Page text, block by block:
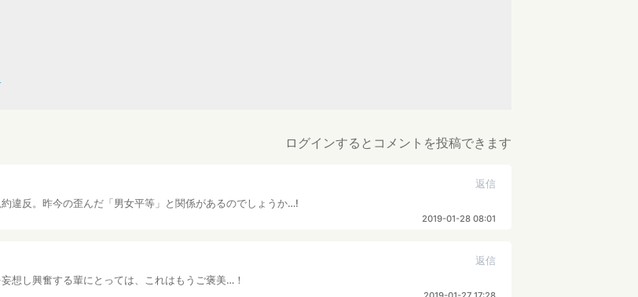
ログインするとコメントを投稿できます
返信
違反。昨今の歪んだ「男女平等」と関係があるのでしょうか…!
2019-01-28 08:01
返信
想し興奮する輩にとっては、これはもうご褒美…！